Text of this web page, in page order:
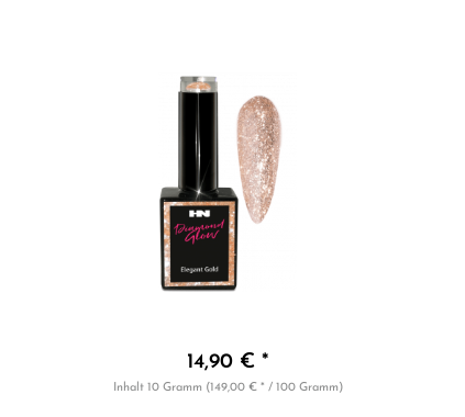
14,90 € *
Inhalt 10 Gramm (149,00 € * / 100 Gramm)